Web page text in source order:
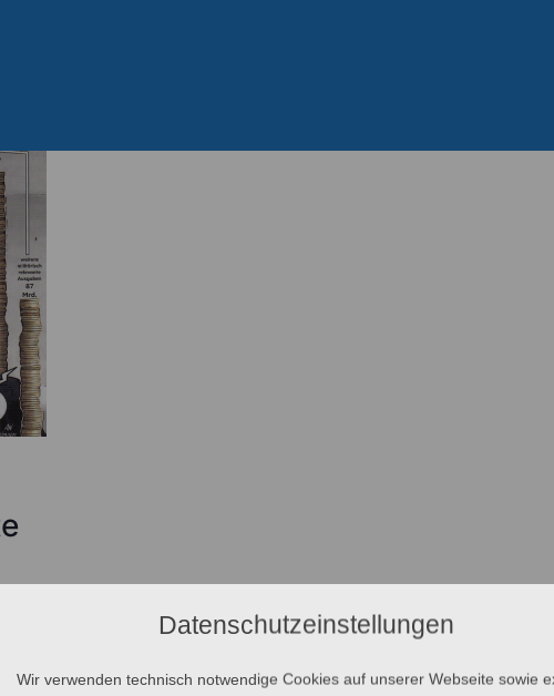
Datenschutzeinstellungen
Wir verwenden technisch notwendige Cookies auf unserer Webseite sowie